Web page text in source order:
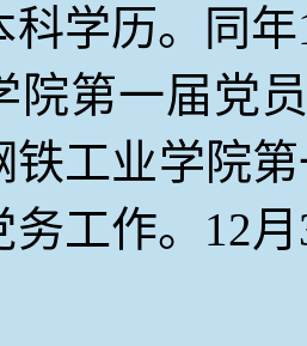
科学历。同
院第一届党
铁工业学院
务工作。12